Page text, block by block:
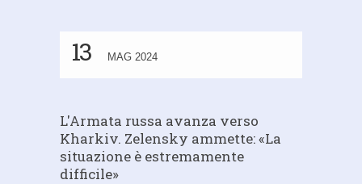
13 MAG 2024
L'Armata russa avanza verso
Kharkiv. Zelensky ammette: «La
situazione è estremamente
difficile»